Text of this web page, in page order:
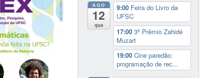
AGO
12
qua
9:00 Feira do Livro da
UFSC
17:00 3º Prêmio Zahidé
Muzart
19:00 Cine paredão:
programação de rec...